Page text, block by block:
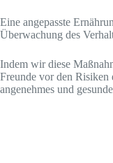
Eine angepasste
Überwachung des
Indem wir diese
Freunde vor den Risiken
angenehmes und